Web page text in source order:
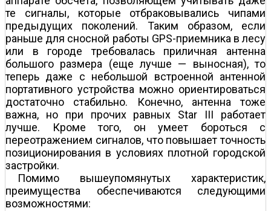
те сигналы, которые отбраковывались чипами
предыдущих поколений. Таким образом, если
раньше для сносной работы GPS-приемника в лесу
или в городе требовалась приличная антенна
большого размера (еще лучше — выносная), то
теперь даже с небольшой встроенной антенной
портативного устройства можно ориентироваться
достаточно стабильно. Конечно, антенна тоже
важна, но при прочих равных Star III работает
лучше. Кроме того, он умеет бороться с
переотражением сигналов, что повышает точность
позиционирования в условиях плотной городской
застройки.
Помимо вышеупомянутых характеристик,
преимущества обеспечиваются следующими
возможностями: